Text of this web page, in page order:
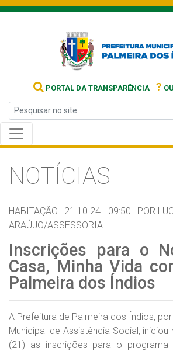
PORTAL DA TRANSPARÊNCIA ?
NOTÍCIAS
HABITAÇÃO | 21.10.24 - 09:50 | POR
ARAÚJO/ASSESSORIA
Inscrições para o
Casa, Minha Vida
Palmeira dos Índios
A Prefeitura de Palmeira dos Índios,
Municipal de Assistência Social, iniciou
(21) as inscrições para o programa